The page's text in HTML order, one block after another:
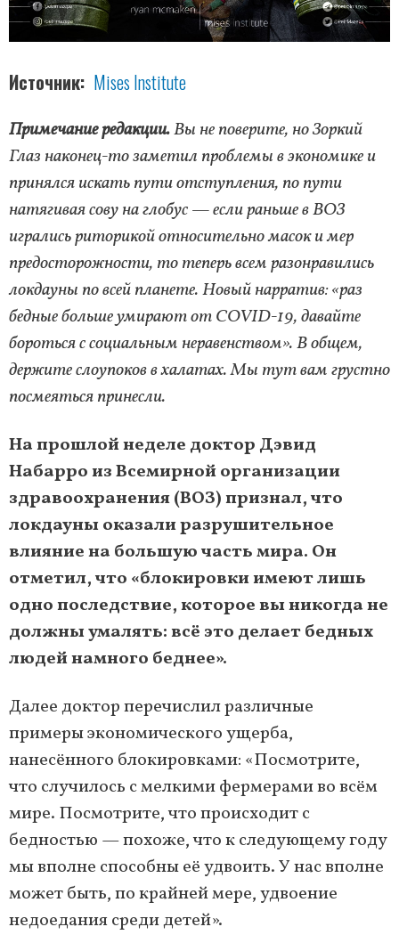
Источник Mises Institute
Примечание редакции.Вы не поверите, но Зоркий
Глаз наконец-то заметил проблемы в экономике и
принялся искать пути отступления, по пути
натягивая сову на глобус — если раньше в ВОЗ
игрались риторикой относительно масок и мер
предосторожности, то теперь всем разонравились
локдауны по всей планете. Новый нарратив: «раз
бедные больше умирают от COVID-19, давайте
бороться с социальным неравенством». В общем,
держите слоупоков в халатах. Мы тут вам грустно
посмеяться принесли.
На прошлой неделе доктор Дэвид
Набарро из Всемирной организации
здравоохранения (ВОЗ) признал, что
локдауны оказали разрушительное
влияние на большую часть мира. Он
отметил, что «блокировки имеют лишь
одно последствие, которое вы никогда не
должны умалять: всё это делает бедных
людей намного беднее».
Далее доктор перечислил различные
примеры экономического ущерба,
нанесённого блокировками: «Посмотрите,
что случилось с мелкими фермерами во всём
мире. Посмотрите, что происходит с
бедностью — похоже, что к следующему году
мы вполне способны её удвоить. У нас вполне
может быть, по крайней мере, удвоение
недоедания среди детей».